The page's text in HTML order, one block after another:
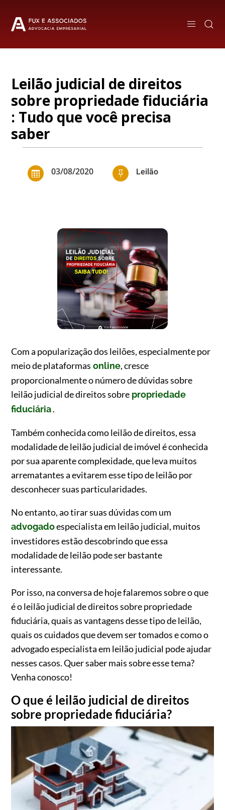
Leilão judicial de direitos
sobre propriedade fiduciária
: Tudo que você precisa
saber
 03/08/2020  Leilão
Com a popularização dos leilões, especialmente por
meio de plataformas online, cresce
proporcionalmente o número de dúvidas sobre
leilão judicial de direitos sobre propriedade
fiduciária.
Também conhecida como leilão de direitos, essa
modalidade de leilão judicial de imóvel é conhecida
por sua aparente complexidade, que leva muitos
arrematantes a evitarem esse tipo de leilão por
desconhecer suas particularidades.
No entanto, ao tirar suas dúvidas com um
advogadoespecialista em leilão judicial, muitos
investidores estão descobrindo que essa
modalidade de leilão pode ser bastante
interessante.
Por isso, na conversa de hoje falaremos sobre o que
é o leilão judicial de direitos sobre propriedade
fiduciária, quais as vantagens desse tipo de leilão,
quais os cuidados que devem ser tomados e como o
advogado especialista em leilão judicial pode ajudar
nesses casos. Quer saber mais sobre esse tema?
Venha conosco!
O que é leilão judicial de direitos
sobre propriedade fiduciária?